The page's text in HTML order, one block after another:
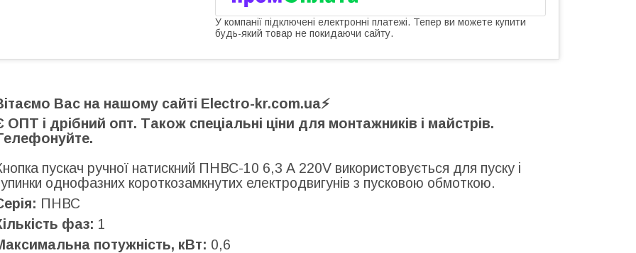
У компанії підключені електронні платежі. Тепер ви можете купити
будь-який товар не покидаючи сайту.
Вас на нашому сайті Electro-kr.com.ua⚡️
ОПТ і дрібний опт. Також спеціальні ціни для монтажників і майстрів.
пускач ручної натискний ПНВС-10 6,3 А 220V використовується для пуску і
однофазних короткозамкнутих електродвигунів з пусковою обмоткою.
ПНВС
фаз: 1
потужність, кВт: 0,6